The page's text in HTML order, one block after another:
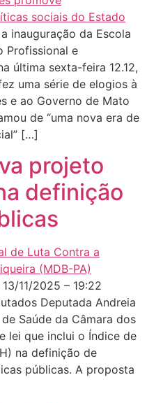
inauguração da Escola
Profissional e
última sexta-feira 12.12,
uma série de elogios à
e ao Governo de Mato
de “uma nova era de
[…]
projeto
definição
11/2025 – 19:22
Deputada Andreia
Saúde da Câmara dos
lei que inclui o Índice de
na definição de
públicas. A proposta